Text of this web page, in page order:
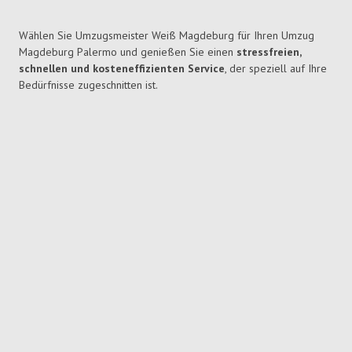
Wählen Sie Umzugsmeister Weiß Magdeburg für Ihren Umzug
Magdeburg Palermo und genießen Sie einen stressfreien,
schnellen und kosteneffizienten Service, der speziell auf Ihre
Bedürfnisse zugeschnitten ist.